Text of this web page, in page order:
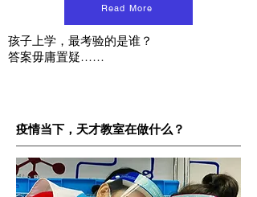
Read More
孩子上学，最考验的是谁？
答案毋庸置疑……
疫情当下，天才教室在做什么？